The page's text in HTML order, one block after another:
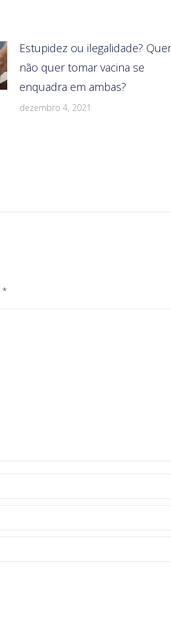
Estupidez ou ilegalidade?
não quer tomar vacina se
enquadra em ambas?
dezembro 4, 2021
*